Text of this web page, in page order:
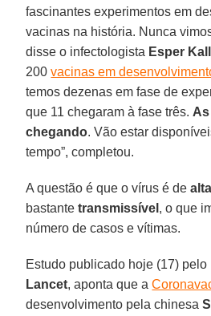
fascinantes experimentos em
vacinas na história. Nunca
disse o infectologista Esper
200vacinas em
temos dezenas em fase de
que 11 chegaram à fase três.
chegando. Vão estar
tempo”, completou.
A questão é que o vírus é de
bastantetransmissível , o que
número de casos e vítimas.
Estudo publicado hoje (17)
Lancet, aponta que a
desenvolvimento pela chinesa